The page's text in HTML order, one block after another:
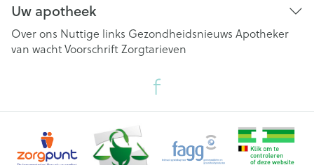
Uw apotheek
Over ons Nuttige links Gezondheidsnieuws Apotheker
van wachtVoorschriftZorgtarieven